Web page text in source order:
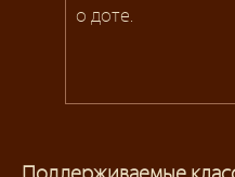
о доте.